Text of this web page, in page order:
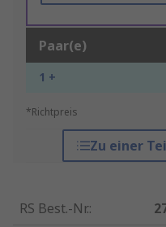
Paar(e)
1 +
*Richtpreis
Zu einer
RS Best.-Nr.: